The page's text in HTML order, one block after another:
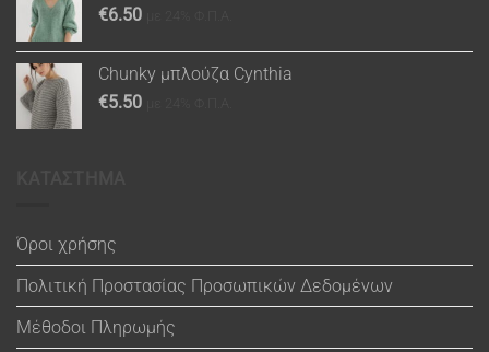
€6.50
Chunky μπλούζα Cynthia
€5.50
Όροι χρήσης
Πολιτική Προστασίας Προσωπικών Δεδομένων
Μέθοδοι Πληρωμής